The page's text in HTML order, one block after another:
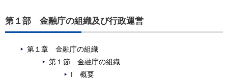
第１部 金融庁の組織及び行政運営
第１章 金融庁の組織
第１節 金融庁の組織
I 概要